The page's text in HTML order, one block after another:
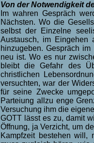
Von der Notwendigkeit
Im wahren Gespräch
Nächsten. Wo die
selbst der Einzelne
Austausch, im
hinzugeben. Gespräch
neu ist. Wo es nur
bleibt die Gefahr des
christlichen
versuchten, war der
für seine Zwecke
Parteiung allzu enge
Versuchung ihm die
GOTT lässt es zu, damit
Öffnung, ja Verzicht, um
Kampfzeit bestehen will,